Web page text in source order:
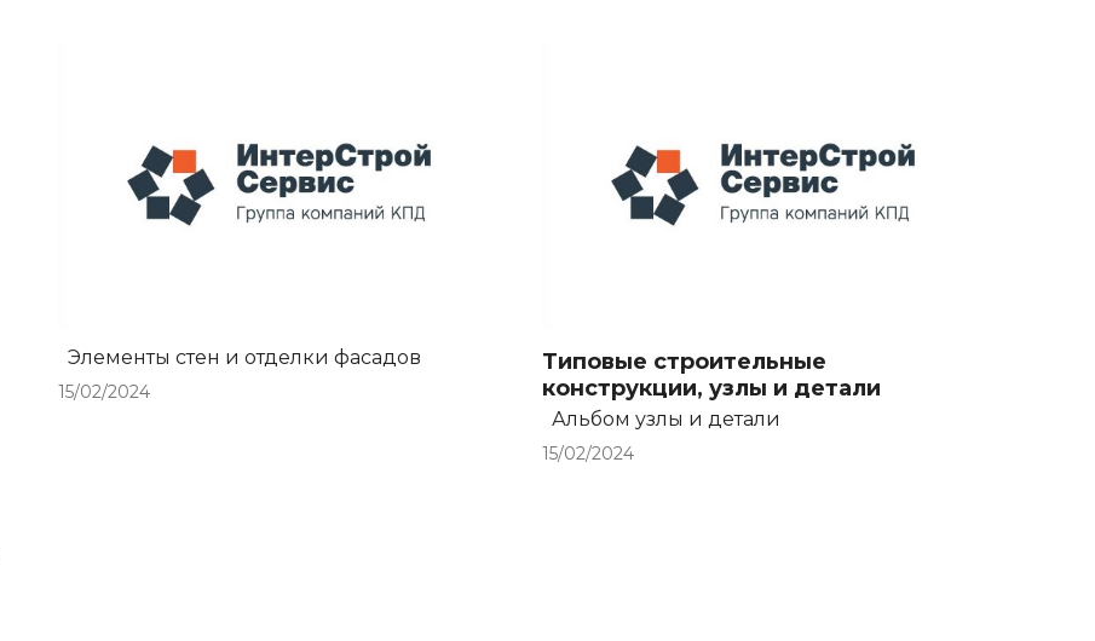
Элементы стен и отделки фасадов
15/02/2024
Типовые строительные
конструкции, узлы и детали
Альбом узлы и детали
15/02/2024